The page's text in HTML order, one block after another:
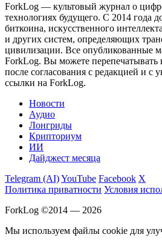
ForkLog — культовый журнал о
технологиях будущего. С 2014 года
биткоина, искусственного
и других систем, определяющих
цивилизации. Все опубликованные
ForkLog. Вы можете перепечатывать
после согласования с редакцией и с
ссылки на ForkLog.
Новости
Аудио
Лонгриды
Крипториум
ИИ
Дайджест месяца
Telegram (AI)YouTube Facebook X
Политика приватности Условия
ForkLog ©2014 — 2026
Мы используем файлы cookie для